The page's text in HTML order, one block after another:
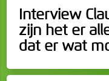
Interview
zijn het er
dat er wat